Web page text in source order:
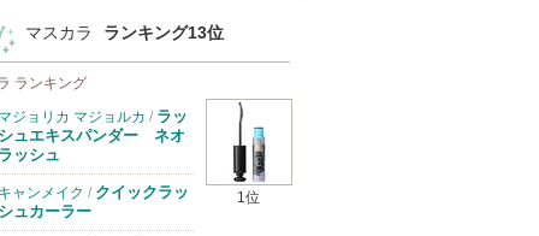
マスカラ ランキング13位
ランキング
1位
ジョリカ マジョルカ / ラッ
ュエキスパンダー ネオ
ッシュ
ャンメイク / クイックラッ
ュカーラー